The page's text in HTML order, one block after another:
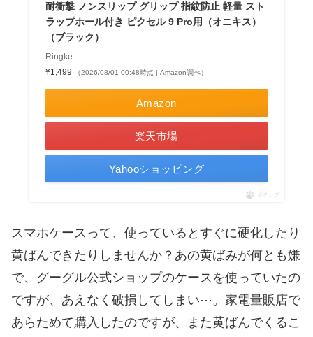
耐衝撃 ノンスリップ グリップ 指紋防止 軽量 スト
ラップホール付き ピクセル 9 Pro用（オニキス）
（ブラック）
Ringke
¥1,499
（2026/08/01 00:48時点 | Amazon調べ）
Amazon
楽天市場
Yahooショッピング
ポチップ
スマホケースって、使っているとすぐに硬化したり
黄ばんできたりしませんか？あの黄ばみが何とも嫌
で、グーグル公式ショップのケースを使っていたの
ですが、あえなく破損してしまい⋯。家電量販店で
あらためて購入したのですが、また黄ばんでくるこ